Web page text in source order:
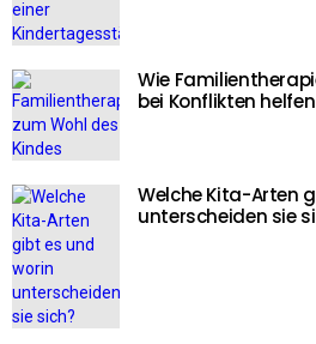
Wie
bei Konflikten
Welche Kita-Arten
unterscheiden sie